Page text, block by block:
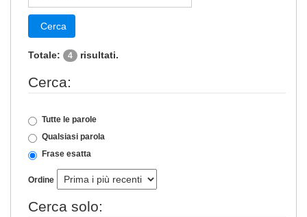
Cerca
Totale: 4 risultati.
Cerca:
Tutte le parole
Qualsiasi parola
Frase esatta
Ordine
Cerca solo: